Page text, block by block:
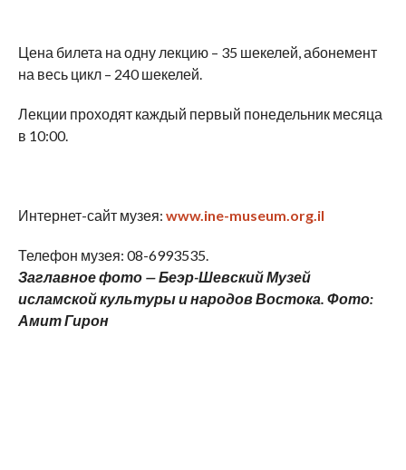
Цена билета на одну лекцию – 35 шекелей, абонемент
на весь цикл – 240 шекелей.
Лекции проходят каждый первый понедельник месяца
в 10:00.
Интернет-сайт музея: www.ine-museum.org.il
Телефон музея: 08-6993535.
Заглавное фото — Беэр-Шевский Музей
исламской культуры и народов Востока. Фото:
Амит Гирон